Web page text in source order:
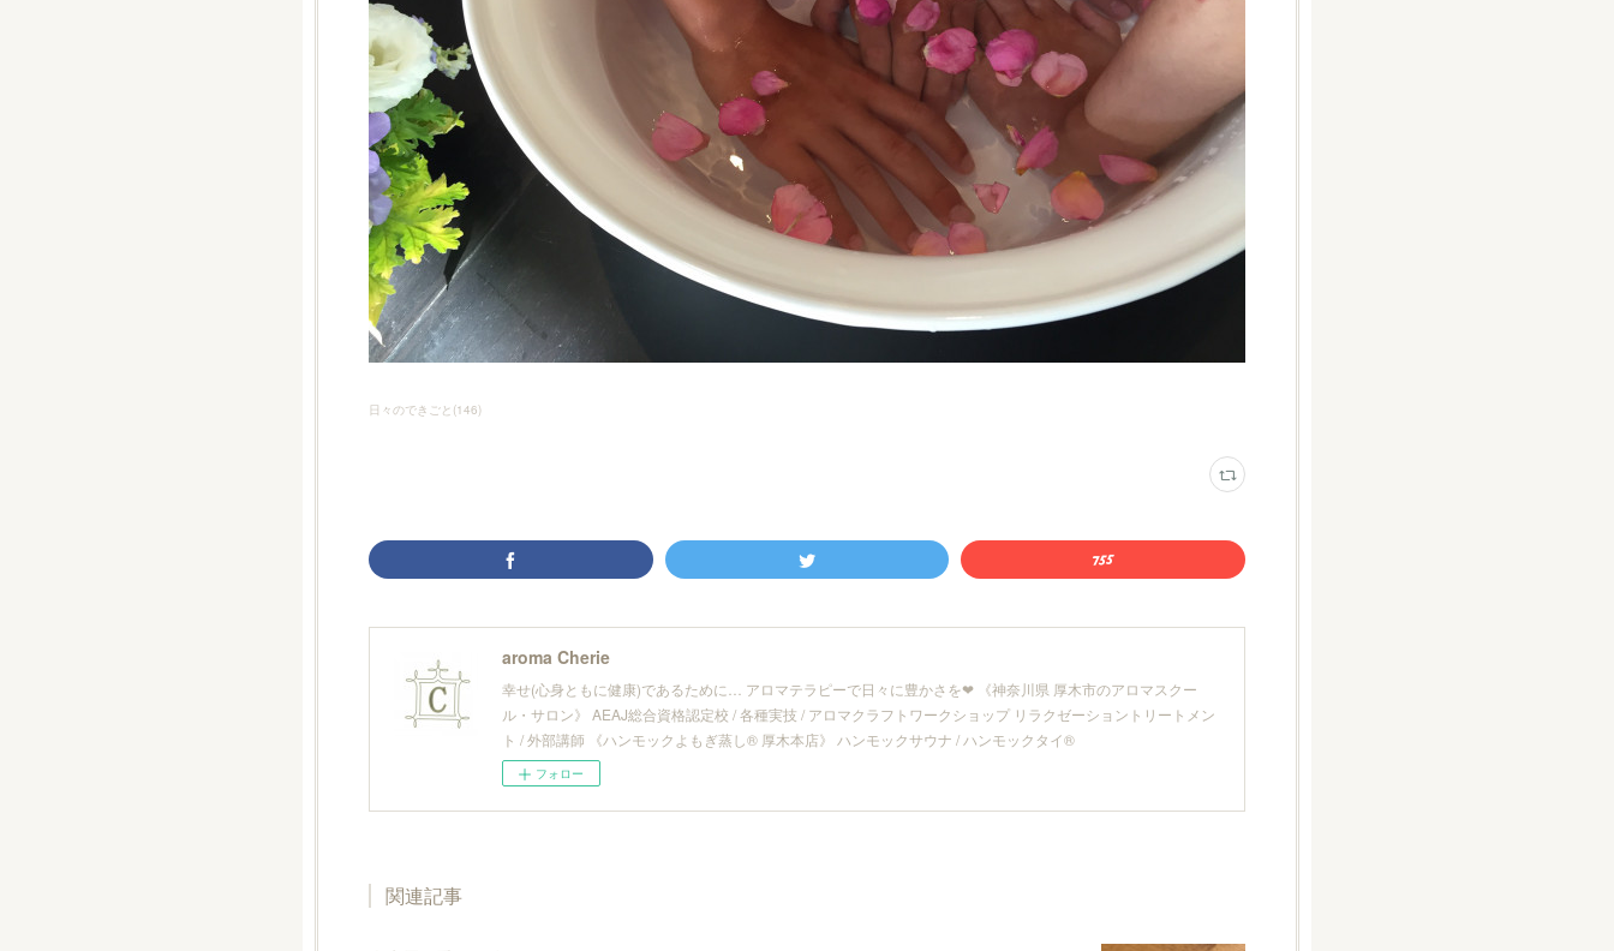
日々のできごと (146)
aroma Cherie
幸せ(心身ともに健康)であるために… アロマテラピーで日々に豊かさを❤︎ 《神奈川県 厚木市のアロマスクー
ル・サロン》 AEAJ総合資格認定校 / 各種実技 / アロマクラフトワークショップ リラクゼーショントリートメン
ト / 外部講師 《ハンモックよもぎ蒸し® 厚木本店》 ハンモックサウナ / ハンモックタイ®
フォロー
関連記事